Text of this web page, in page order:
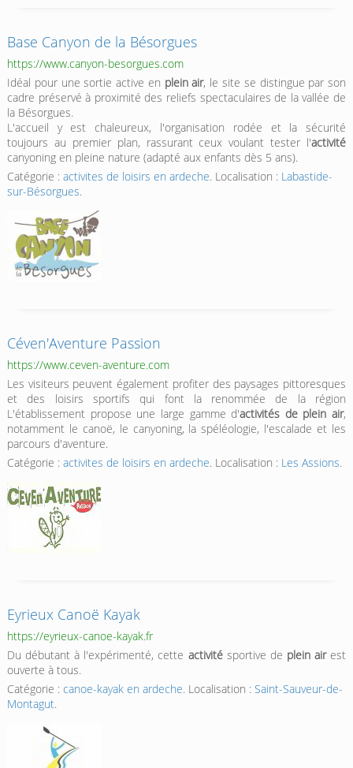
Base Canyon de la Bésorgues
https://www.canyon-besorgues.com
Idéal pour une sortie active en plein air, le site se distingue par son
cadre préservé à proximité des reliefs spectaculaires de la vallée de
la Bésorgues.
L'accueil y est chaleureux, l'organisation rodée et la sécurité
toujours au premier plan, rassurant ceux voulant tester l'activité
canyoning en pleine nature (adapté aux enfants dès 5 ans).
Catégorie : activites de loisirs en ardeche. Localisation : Labastide-
sur-Bésorgues.
Céven'Aventure Passion
https://www.ceven-aventure.com
Les visiteurs peuvent également profiter des paysages pittoresques
et des loisirs sportifs qui font la renommée de la région
L'établissement propose une large gamme d'activités de plein air,
notamment le canoë, le canyoning, la spéléologie, l'escalade et les
parcours d'aventure.
Catégorie : activites de loisirs en ardeche. Localisation : Les Assions.
Eyrieux Canoë Kayak
https://eyrieux-canoe-kayak.fr
Du débutant à l'expérimenté, cette activitésportive de plein airest
ouverte à tous.
Catégorie : canoe-kayak en ardeche. Localisation : Saint-Sauveur-de-
Montagut.